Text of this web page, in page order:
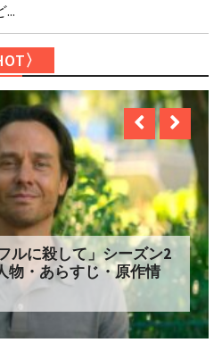
...
〉
ルに殺して」シーズン2
物・あらすじ・原作情